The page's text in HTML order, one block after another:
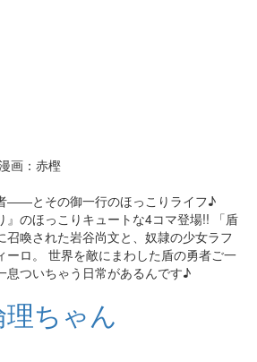
画：赤樫
――とその御一行のほっこりライフ♪
』のほっこりキュートな4コマ登場!! 「盾
召喚された岩谷尚文と、奴隷の少女ラフ
ーロ。 世界を敵にまわした盾の勇者ご一
息ついちゃう日常があるんです♪
ちゃん